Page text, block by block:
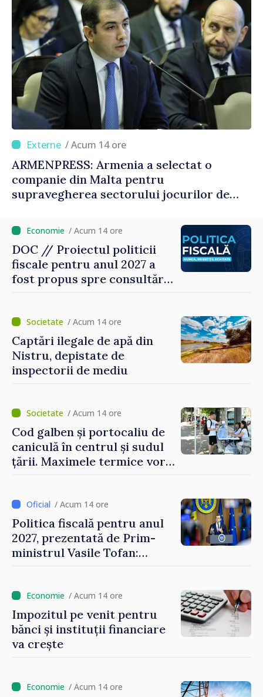
/ Acum 14 ore
ARMENPRESS: Armenia a selectat o
companie din Malta pentru
supravegherea sectorului jocurilor de
/ Acum 14 ore
DOC // Proiectul politicii
fiscale pentru anul 2027 a
fost propus spre consultări
/ Acum 14 ore
Captări ilegale de apă din
Nistru, depistate de
inspectorii de mediu
/ Acum 14 ore
Cod galben și portocaliu de
caniculă în centrul și sudul
țării. Maximele termice vor
/ Acum 14 ore
Politica fiscală pentru anul
2027, prezentată de Prim-
ministrul Vasile Tofan:
taxare mai echitabilă
/ Acum 14 ore
Impozitul pe venit pentru
bănci și instituții financiare
va crește
/ Acum 14 ore